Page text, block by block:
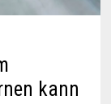
kann